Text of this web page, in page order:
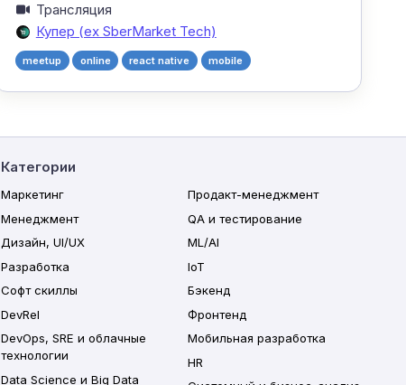
Трансляция
Купер (ex SberMarket Tech)
meetup online react native mobile
Категории
Маркетинг
Менеджмент
Дизайн, UI/UX
Разработка
Софт скиллы
DevRel
DevOps, SRE и облачные
технологии
Data Science и Big Data
Продакт-менеджмент
QA и тестирование
ML/AI
IoT
Бэкенд
Фронтенд
Мобильная разработка
HR